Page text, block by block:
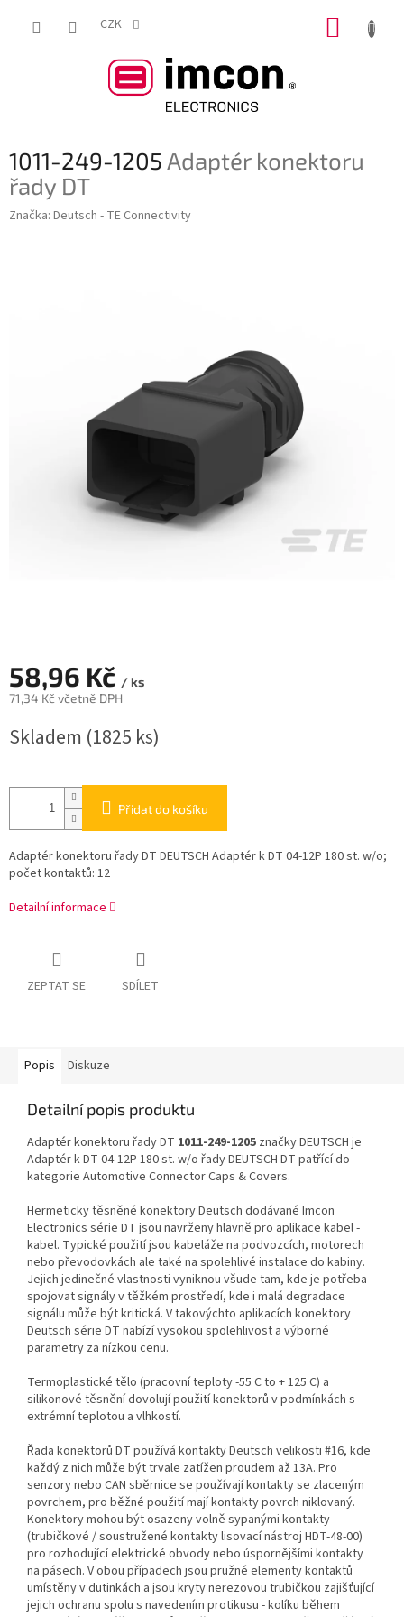
CZK
1011-249-1205Adaptér konektoru
řady DT
Značka: Deutsch - TE Connectivity
58,96 Kč / ks
71,34 Kč včetně DPH
cena:
Skladem (1825 ks)
Přidat do košíku
Adaptér konektoru řady DT DEUTSCH Adaptér k DT 04-12P 180 st. w/o;
počet kontaktů: 12
Detailní informace
ZEPTAT SE SDÍLET
Popis Diskuze
Detailní popis produktu
Adaptér konektoru řady DT 1011-249-1205 značky DEUTSCH je
Adaptér k DT 04-12P 180 st. w/o řady DEUTSCH DT patřící do
kategorie Automotive Connector Caps & Covers.
Hermeticky těsněné konektory Deutsch dodávané Imcon
Electronics série DT jsou navrženy hlavně pro aplikace kabel -
kabel. Typické použití jsou kabeláže na podvozcích, motorech
nebo převodovkách ale také na spolehlivé instalace do kabiny.
Jejich jedinečné vlastnosti vyniknou všude tam, kde je potřeba
spojovat signály v těžkém prostředí, kde i malá degradace
signálu může být kritická. V takovýchto aplikacích konektory
Deutsch série DT nabízí vysokou spolehlivost a výborné
parametry za nízkou cenu.
Termoplastické tělo (pracovní teploty -55 C to + 125 C) a
silikonové těsnění dovolují použití konektorů v podmínkách s
extrémní teplotou a vlhkostí.
Řada konektorů DT používá kontakty Deutsch velikosti #16, kde
každý z nich může být trvale zatížen proudem až 13A. Pro
senzory nebo CAN sběrnice se používají kontakty se zlaceným
povrchem, pro běžné použití mají kontakty povrch niklovaný.
Konektory mohou být osazeny volně sypanými kontakty
(trubičkové / soustružené kontakty lisovací nástroj HDT-48-00)
pro rozhodující elektrické obvody nebo úspornějšími kontakty
na pásech. V obou případech jsou pružné elementy kontaktů
umístěny v dutinkách a jsou kryty nerezovou trubičkou zajišťující
jejich ochranu spolu s navedením protikusu - kolíku během